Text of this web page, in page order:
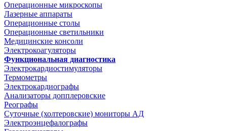
Операционные микроскопы
Лазерные аппараты
Операционные столы
Операционные светильники
Медицинские консоли
Электрокоагуляторы
Функциональная диагностика
Электрокардиостимуляторы
Термометры
Электрокардиографы
Анализаторы допплеровские
Реографы
Суточные (холтеровские) мониторы АД
Электроэнцефалографы